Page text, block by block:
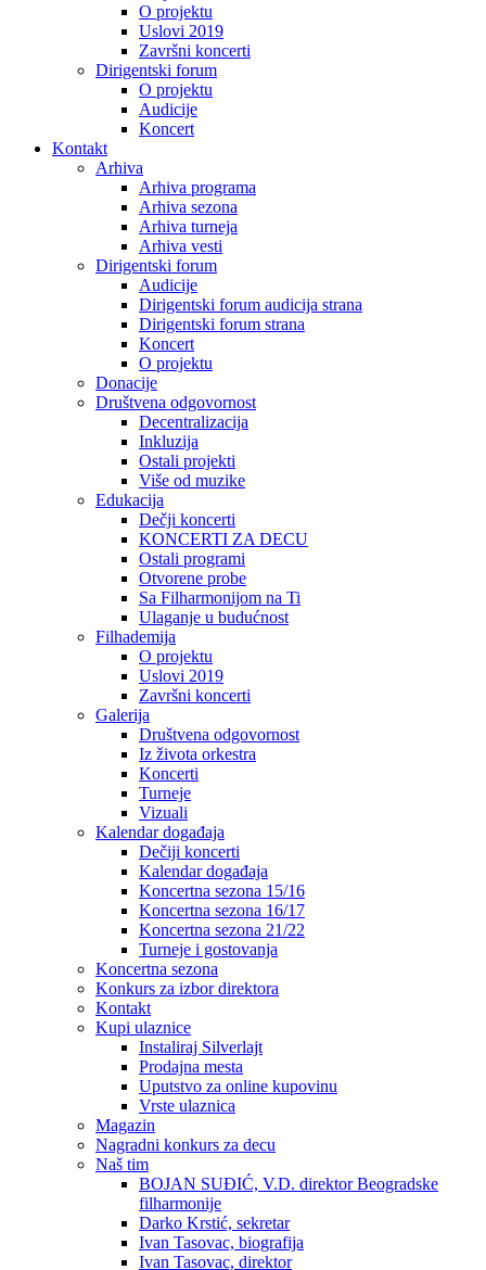
O projektu
Uslovi 2019
Završni koncerti
Dirigentski forum
O projektu
Audicije
Koncert
Kontakt
Arhiva
Arhiva programa
Arhiva sezona
Arhiva turneja
Arhiva vesti
Dirigentski forum
Audicije
Dirigentski forum audicija strana
Dirigentski forum strana
Koncert
O projektu
Donacije
Društvena odgovornost
Decentralizacija
Inkluzija
Ostali projekti
Više od muzike
Edukacija
Dečji koncerti
KONCERTI ZA DECU
Ostali programi
Otvorene probe
Sa Filharmonijom na Ti
Ulaganje u budućnost
Filhademija
O projektu
Uslovi 2019
Završni koncerti
Galerija
Društvena odgovornost
Iz života orkestra
Koncerti
Turneje
Vizuali
Kalendar događaja
Dečiji koncerti
Kalendar događaja
Koncertna sezona 15/16
Koncertna sezona 16/17
Koncertna sezona 21/22
Turneje i gostovanja
Koncertna sezona
Konkurs za izbor direktora
Kontakt
Kupi ulaznice
Instaliraj Silverlajt
Prodajna mesta
Uputstvo za online kupovinu
Vrste ulaznica
Magazin
Nagradni konkurs za decu
Naš tim
BOJAN SUĐIĆ, V.D. direktor Beogradske
filharmonije
Darko Krstić, sekretar
Ivan Tasovac, biografija
Ivan Tasovac, direktor